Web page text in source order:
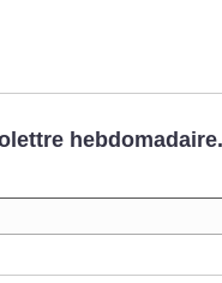
hebdomadaire.